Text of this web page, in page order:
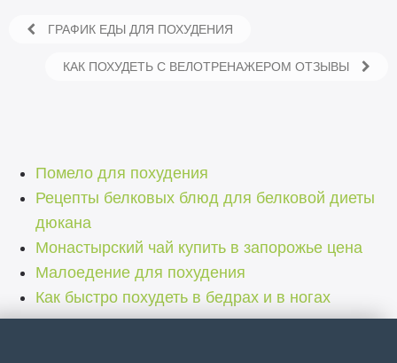
ГРАФИК ЕДЫ ДЛЯ ПОХУДЕНИЯ
КАК ПОХУДЕТЬ С ВЕЛОТРЕНАЖЕРОМ ОТЗЫВЫ
Помело для похудения
Рецепты белковых блюд для белковой диеты
дюкана
Монастырский чай купить в запорожье цена
Малоедение для похудения
Как быстро похудеть в бедрах и в ногах